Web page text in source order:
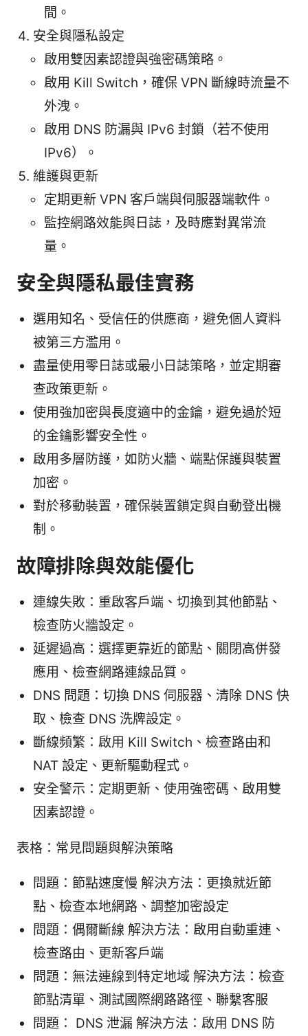
間。
安全與隱私設定
啟用雙因素認證與強密碼策略。
啟用 Kill Switch，確保 VPN 斷線時流量不
外洩。
啟用 DNS 防漏與 IPv6 封鎖（若不使用
IPv6）。
維護與更新
定期更新 VPN 客戶端與伺服器端軟件。
監控網路效能與日誌，及時應對異常流
量。
安全與隱私最佳實務
選用知名、受信任的供應商，避免個人資料
被第三方濫用。
盡量使用零日誌或最小日誌策略，並定期審
查政策更新。
使用強加密與長度適中的金鑰，避免過於短
的金鑰影響安全性。
啟用多層防護，如防火牆、端點保護與裝置
加密。
對於移動裝置，確保裝置鎖定與自動登出機
制。
故障排除與效能優化
連線失敗：重啟客戶端、切換到其他節點、
檢查防火牆設定。
延遲過高：選擇更靠近的節點、關閉高併發
應用、檢查網路連線品質。
DNS 問題：切換 DNS 伺服器、清除 DNS 快
取、檢查 DNS 洗牌設定。
斷線頻繁：啟用 Kill Switch、檢查路由和
NAT 設定、更新驅動程式。
安全警示：定期更新、使用強密碼、啟用雙
因素認證。
表格：常見問題與解決策略
問題：節點速度慢 解決方法：更換就近節
點、檢查本地網路、調整加密設定
問題：偶爾斷線 解決方法：啟用自動重連、
檢查路由、更新客戶端
問題：無法連線到特定地域 解決方法：檢查
節點清單、測試國際網路路徑、聯繫客服
問題： DNS 泄漏 解決方法：啟用 DNS 防